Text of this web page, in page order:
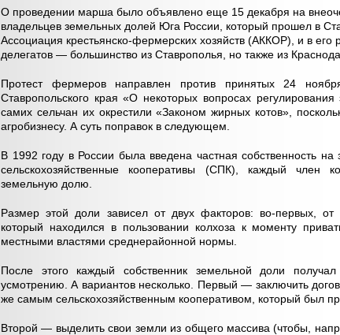
О проведении марша было объявлено еще 15 декабря на
владельцев земельных долей Юга России, который прошел в
Ассоциация крестьянско-фермерских хозяйств (АККОР), и в его
делегатов — большинство из Ставрополья, но также из
Протест фермеров направлен против принятых 24
Ставропольского края «О некоторых вопросах
самих сельчан их окрестили «Законом жирных котов»,
агробизнесу. А суть поправок в следующем.
В 1992 году в России была введена частная собственность
сельскохозяйственные кооперативы (СПК), каждый член
земельную долю.
Размер этой доли зависел от двух факторов: во-первых, от
который находился в пользовании колхоза к моменту
местными властями среднерайонной нормы.
После этого каждый собственник земельной доли
усмотрению. А вариантов несколько. Первый — заключить
же самым сельскохозяйственным кооперативом, который был
Второй — выделить свои земли из общего массива (чтобы,